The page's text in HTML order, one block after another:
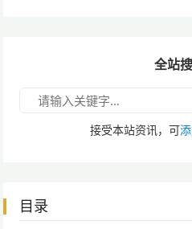
全站
接受本站资讯，可
目录